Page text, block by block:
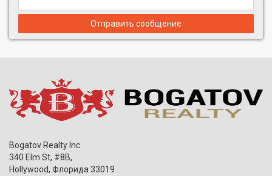
Отправить сообщение
Bogatov Realty Inc
340 Elm St, #8B,
Hollywood, Флорида 33019